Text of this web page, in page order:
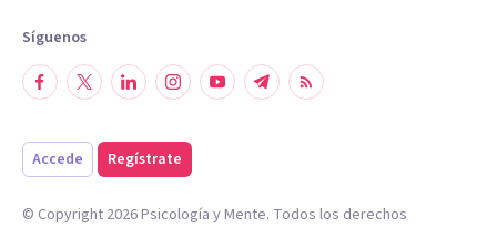
Síguenos
Accede Regístrate
© Copyright 2026Psicología y Mente. Todos los derechos